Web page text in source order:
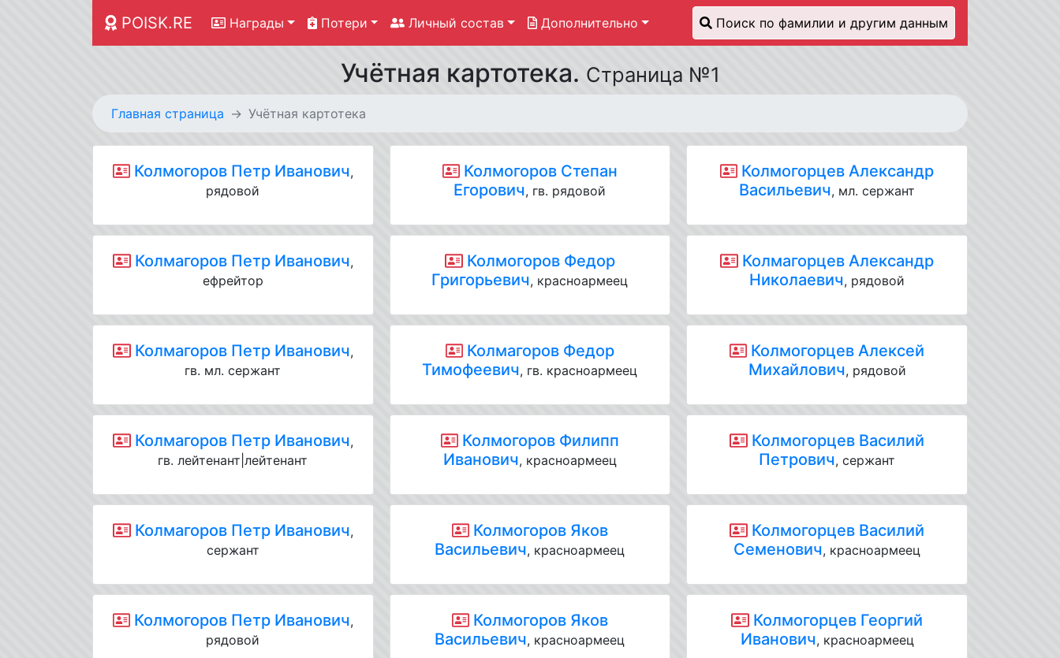
POISK.RE Награды Потери Личный состав Дополнительно Поиск по фамилии и другим данным
Учётная картотека. Страница №1
Главная страница Учётная картотека
Колмогоров Петр Иванович,
рядовой
Колмагоров Петр Иванович,
ефрейтор
Колмагоров Петр Иванович,
гв. мл. сержант
Колмагоров Петр Иванович,
гв. лейтенант|лейтенант
Колмагоров Петр Иванович,
сержант
Колмогоров Петр Иванович,
рядовой
Колмогоров Степан
Егорович, гв. рядовой
Колмогоров Федор
Григорьевич, красноармеец
Колмагоров Федор
Тимофеевич, гв. красноармеец
Колмогоров Филипп
Иванович, красноармеец
Колмогоров Яков
Васильевич, красноармеец
Колмогоров Яков
Васильевич, красноармеец
Колмогорцев Александр
Васильевич, мл. сержант
Колмагорцев Александр
Николаевич, рядовой
Колмогорцев Алексей
Михайлович, рядовой
Колмогорцев Василий
Петрович, сержант
Колмогорцев Василий
Семенович, красноармеец
Колмогорцев Георгий
Иванович, красноармеец